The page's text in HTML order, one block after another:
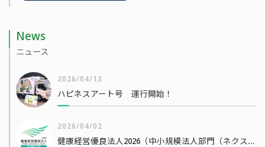
News
ニュース
2026/04/13
ハピネスアート号 運行開始！
2026/04/02
健康経営優良法人2026（中小規模法人部門（ネクストブライト1000））